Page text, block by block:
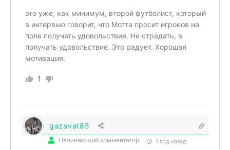
это уже, как минимум, второй футболист, который
в интервью говорит, что Мотта просит игроков на
поле получать удовольствие. Не страдать, а
получать удовольствие. Это радует. Хорошая
мотивация.
1
gazavat85
Начинающий комментатор 1 год назад